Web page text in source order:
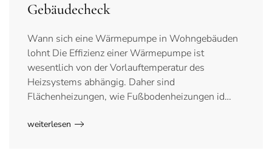
Gebäudecheck
Wann sich eine Wärmepumpe in Wohngebäuden
lohnt Die Effizienz einer Wärmepumpe ist
wesentlich von der Vorlauftemperatur des
Heizsystems abhängig. Daher sind
Flächenheizungen, wie Fußbodenheizungen id…
weiterlesen